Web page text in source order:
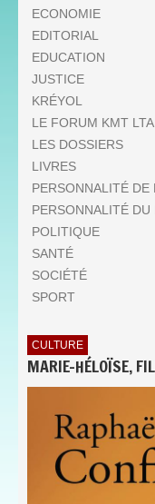
ECONOMIE
EDITORIAL
EDUCATION
JUSTICE
KRÉYOL
LE FORUM KMT LTA
LES DOSSIERS
LIVRES
PERSONNALITÉ DE
PERSONNALITÉ DU
POLITIQUE
SANTÉ
SOCIÉTÉ
SPORT
CULTURE
MARIE-HÉLOÏSE,